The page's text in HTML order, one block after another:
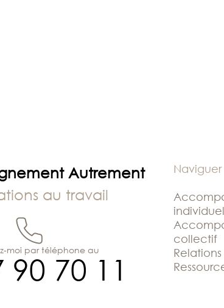
Autrement
au travail
90 70 11
moi par téléphone au
Naviguer
individuel
collectif